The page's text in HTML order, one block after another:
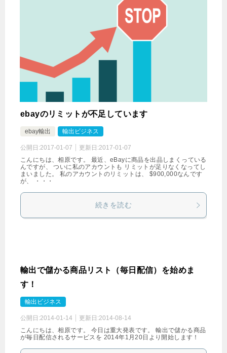
ebayのリミットが不足しています
ebay輸出 輸出ビジネス
公開日:2017-01-07 更新日:2017-01-07
こんにちは、相原です。 最近、eBayに商品を出品しまくっている
んですが、 ついに私のアカウントも リミットが足りなくなってし
まいました。 私のアカウントのリミットは、 $900,000なんです
が、 ・・・
続きを読む
輸出で儲かる商品リスト（毎日配信）を始めま
す！
輸出ビジネス
公開日:2014-01-14 更新日:2014-08-14
こんにちは、相原です。 今日は重大発表です。 輸出で儲かる商品
が毎日配信されるサービスを 2014年1月20日より開始します！